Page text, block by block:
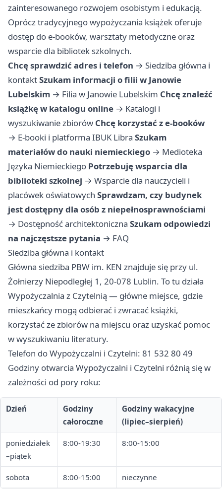
zainteresowanego rozwojem osobistym i edukacją.
Oprócz tradycyjnego wypożyczania książek oferuje
dostęp do e-booków, warsztaty metodyczne oraz
wsparcie dla bibliotek szkolnych.
Chcę sprawdzić adres i telefon → Siedziba główna i
kontaktSzukam informacji o filii w Janowie
Lubelskim → Filia w Janowie Lubelskim Chcę znaleźć
książkę w katalogu online → Katalogi i
wyszukiwanie zbiorów Chcę korzystać z e-booków
→ E-booki i platforma IBUK Libra Szukam
materiałów do nauki niemieckiego → Medioteka
Języka Niemieckiego Potrzebuję wsparcia dla
biblioteki szkolnej → Wsparcie dla nauczycieli i
placówek oświatowych Sprawdzam, czy budynek
jest dostępny dla osób z niepełnosprawnościami
→ Dostępność architektoniczna Szukam odpowiedzi
na najczęstsze pytania → FAQ
Siedziba główna i kontakt
Główna siedziba PBW im. KEN znajduje się przy ul.
Żołnierzy Niepodległej 1, 20-078 Lublin. To tu działa
Wypożyczalnia z Czytelnią — główne miejsce, gdzie
mieszkańcy mogą odbierać i zwracać książki,
korzystać ze zbiorów na miejscu oraz uzyskać pomoc
w wyszukiwaniu literatury.
Telefon do Wypożyczalni i Czytelni: 81 532 80 49
Godziny otwarcia Wypożyczalni i Czytelni różnią się w
zależności od pory roku:
Dzień
Godziny
całoroczne
Godziny wakacyjne
(lipiec–sierpień)
poniedziałek
–piątek
8:00-19:30 8:00-15:00
sobota 8:00-15:00 nieczynne